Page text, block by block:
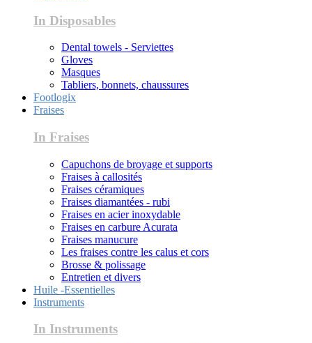
In Disposables
Dental towels - Serviettes
Gloves
Masques
Tabliers, bonnets, chaussures
Footlogix
Fraises
In Fraises
Capuchons de broyage et supports
Fraises à callosités
Fraises céramiques
Fraises diamantées - rubi
Fraises en acier inoxydable
Fraises en carbure Acurata
Fraises manucure
Les fraises contre les calus et cors
Brosse & polissage
Entretien et divers
Huile -Essentielles
Instruments
In Instruments